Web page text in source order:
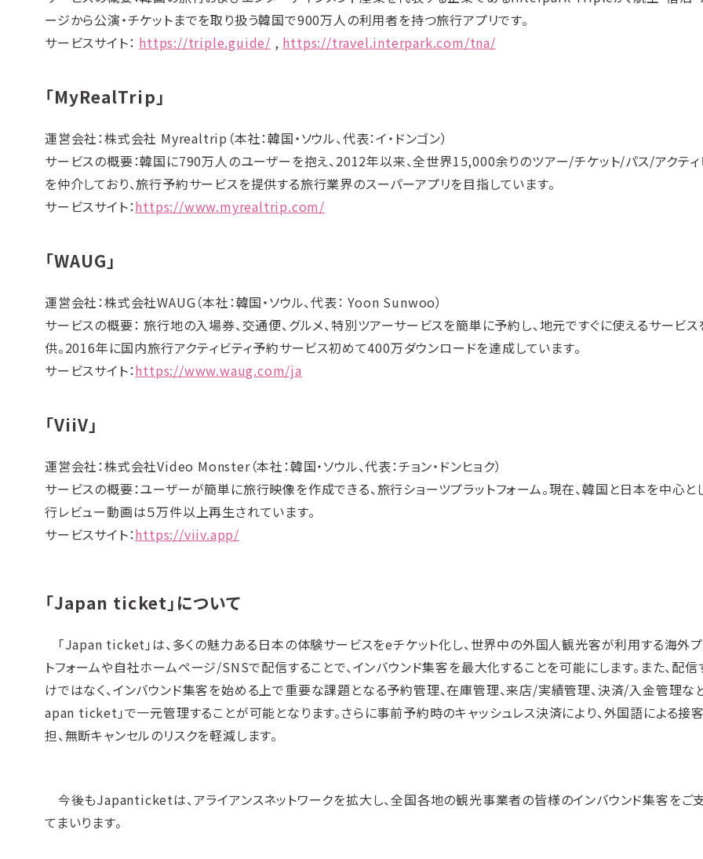
ージから公演・チケットまでを取り扱う韓国で900万人の利用者を持つ旅行アプリです。
サービスサイト： https://triple.guide/ , https://travel.interpark.com/tna/
「MyRealTrip」
運営会社：株式会社 Myrealtrip（本社：韓国・ソウル、代表：イ・ドンゴン）
サービスの概要：韓国に790万人のユーザーを抱え、2012年以来、全世界15,000余りのツアー/チケット/パス/アクティ
を仲介しており、旅行予約サービスを提供する旅行業界のスーパーアプリを目指しています。
サービスサイト：https://www.myrealtrip.com/
「WAUG」
運営会社：株式会社WAUG（本社：韓国・ソウル、代表： Yoon Sunwoo）
サービスの概要： 旅行地の入場券、交通便、グルメ、特別ツアーサービスを簡単に予約し、地元ですぐに使えるサービ
供。2016年に国内旅行アクティビティ予約サービス初めて400万ダウンロードを達成しています。
サービスサイト：https://www.waug.com/ja
「ViiV」
運営会社：株式会社Video Monster（本社：韓国・ソウル、代表：チョン・ドンヒョク）
サービスの概要：ユーザーが簡単に旅行映像を作成できる、旅行ショーツプラットフォーム。現在、韓国と日本を中心と
行レビュー動画は５万件以上再生されています。
サービスサイト：https://viiv.app/
「Japan ticket」について
「Japan ticket」は、多くの魅力ある日本の体験サービスをeチケット化し、世界中の外国人観光客が利用する海外
トフォームや自社ホームページ/SNSで配信することで、インバウンド集客を最大化することを可能にします。また、配信
けではなく、インバウンド集客を始める上で重要な課題となる予約管理、在庫管理、来店/実績管理、決済/入金管理な
apan ticket」で一元管理することが可能となります。さらに事前予約時のキャッシュレス決済により、外国語による接
担、無断キャンセルのリスクを軽減します。
今後もJapanticketは、アライアンスネットワークを拡大し、全国各地の観光事業者の皆様のインバウンド集客をご
てまいります。